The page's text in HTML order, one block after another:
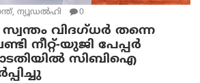
ന്യൂഡല്‍ഹി 0
വിദഗ്ധർ തന്നെ
നീറ്റ്-യു‌ജി പേപ്പർ
സിബിഐ